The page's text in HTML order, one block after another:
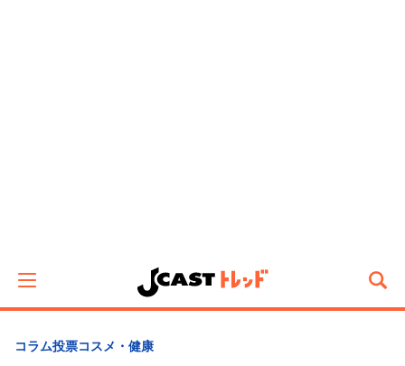
コラム投票コスメ・健康